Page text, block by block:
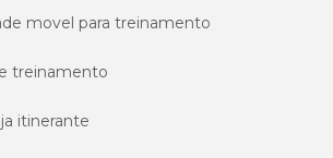
movel para treinamento
treinamento
itinerante